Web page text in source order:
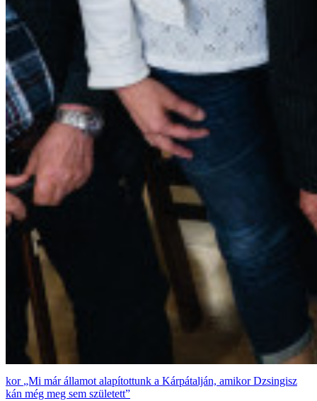
„Mi már államot alapítottunk a Kárpátalján, amikor Dzsingisz
kán még meg sem született”